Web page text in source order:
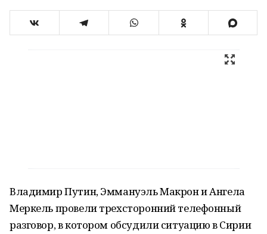
Владимир Путин, Эммануэль Макрон и Ангела
Меркель провели трехсторонний телефонный
разговор, в котором обсудили ситуацию в Сирии